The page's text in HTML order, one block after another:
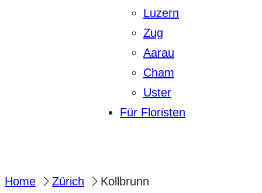
Luzern
Zug
Aarau
Cham
Uster
Für Floristen
Home Zürich Kollbrunn